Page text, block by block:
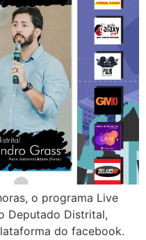
o programa Live
Deputado Distrital,
do facebook.